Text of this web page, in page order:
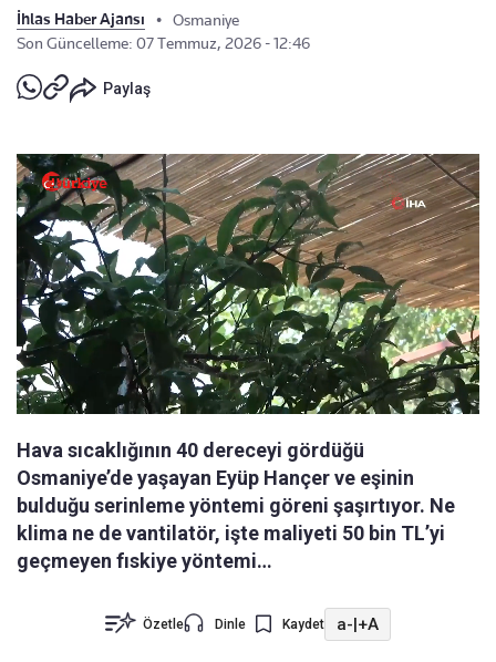
İhlas Haber Ajansı •
Osmaniye
Son Güncelleme: 07 Temmuz, 2026 - 12:46
Paylaş
Hava sıcaklığının 40 dereceyi gördüğü
Osmaniye’de yaşayan Eyüp Hançer ve eşinin
bulduğu serinleme yöntemi göreni şaşırtıyor. Ne
klima ne de vantilatör, işte maliyeti 50 bin TL’yi
geçmeyen fıskiye yöntemi…
Özetle Dinle Kaydet a-|+A